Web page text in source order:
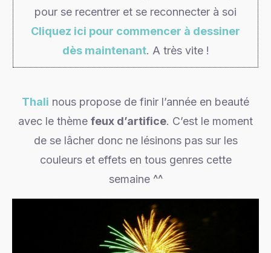
pour se recentrer et se reconnecter à soi
Cliquez ici pour commencer à dessiner
dès maintenant. A très vite !
Thali nous propose de finir l’année en beauté
avec le thème feux d’artifice. C’est le moment
de se lâcher donc ne lésinons pas sur les
couleurs et effets en tous genres cette
semaine ^^